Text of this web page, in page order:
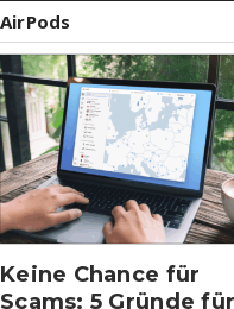
AirPods
Keine Chance für
Scams: 5 Gründe für